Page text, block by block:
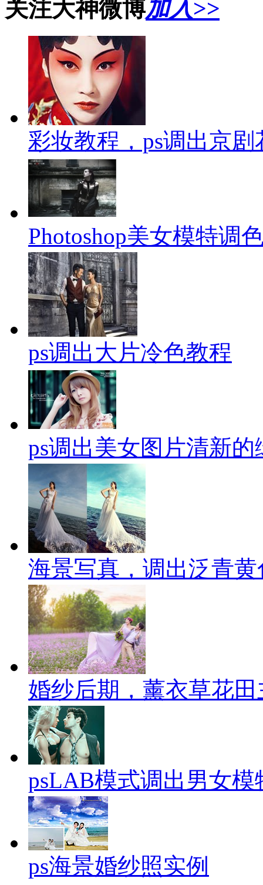
关注大神微博加入>>
彩妆教程，ps调出京
Photoshop美女模特调
ps调出大片冷色教程
ps调出美女图片清新的
海景写真，调出泛青
婚纱后期，薰衣草花
psLAB模式调出男女
ps海景婚纱照实例